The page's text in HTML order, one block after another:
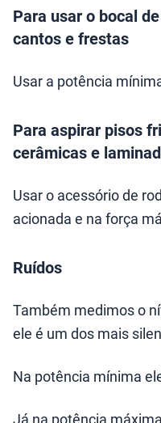
Para usar o bocal
cantos e frestas
Usar a potência
Para aspirar pisos
cerâmicas e
Usar o acessório de
acionada e na força
Ruídos
Também medimos o
ele é um dos mais
Na potência mínima
Já na potência